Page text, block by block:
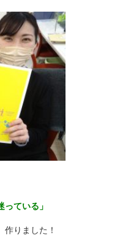
っている」
りました！